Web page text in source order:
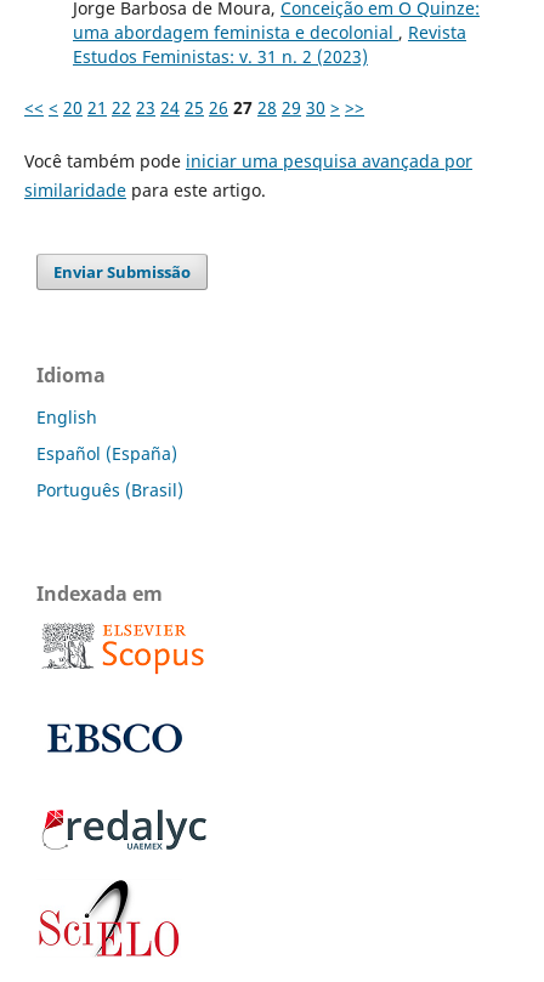
Jorge Barbosa de Moura, Conceição em O Quinze:
uma abordagem feminista e decolonial , Revista
Estudos Feministas: v. 31 n. 2 (2023)
<< < 20 21 22 23 24 25 26 27 28 29 30 > >>
Você também pode iniciar uma pesquisa avançada por
similaridadepara este artigo.
Enviar Submissão
Idioma
English
Español (España)
Português (Brasil)
Indexada em